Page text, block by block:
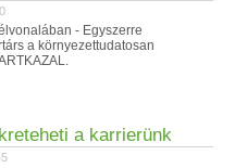
- Egyszerre
a környezettudatosan
a karrierünk